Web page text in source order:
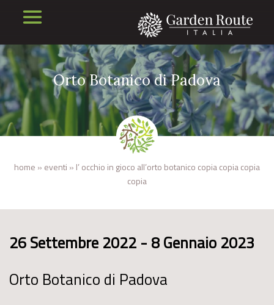
Orto Botanico di Padova
home » eventi » l’ occhio in gioco all’orto botanico copia copia copia
copia
26 Settembre 2022 - 8 Gennaio 2023
Orto Botanico di Padova